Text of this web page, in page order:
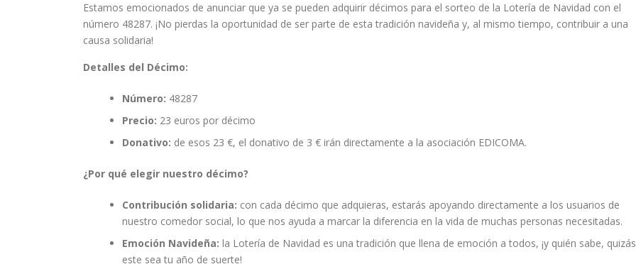
Estamos emocionados de anunciar que ya se pueden adquirir décimos para el sorteo de la Lotería de Navidad con el
número 48287. ¡No pierdas la oportunidad de ser parte de esta tradición navideña y, al mismo tiempo, contribuir a una
causa solidaria!
Detalles del Décimo:
Número: 48287
Precio: 23 euros por décimo
Donativo: de esos 23 €, el donativo de 3 € irán directamente a la asociación EDICOMA.
¿Por qué elegir nuestro décimo?
Contribución solidaria: con cada décimo que adquieras, estarás apoyando directamente a los usuarios de
nuestro comedor social, lo que nos ayuda a marcar la diferencia en la vida de muchas personas necesitadas.
Emoción Navideña: la Lotería de Navidad es una tradición que llena de emoción a todos, ¡y quién sabe, quizás
este sea tu año de suerte!